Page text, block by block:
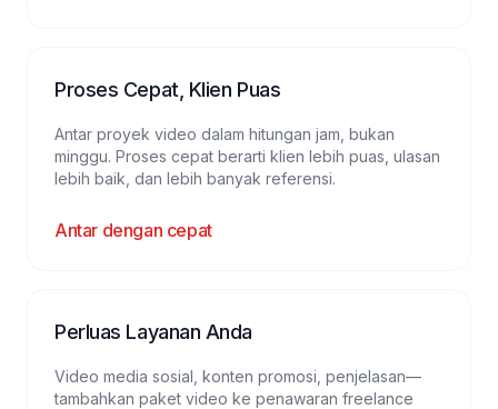
Proses Cepat, Klien Puas
Antar proyek video dalam hitungan jam, bukan
minggu. Proses cepat berarti klien lebih puas, ulasan
lebih baik, dan lebih banyak referensi.
Antar dengan cepat
Perluas Layanan Anda
Video media sosial, konten promosi, penjelasan—
tambahkan paket video ke penawaran freelance